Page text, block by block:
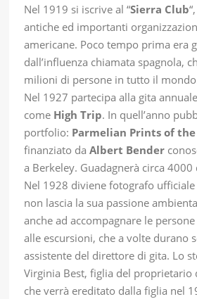
Nel 1919 si iscrive al “Sierra Club
antiche ed importanti
americane. Poco tempo prima era
dall’influenza chiamata spagnola,
milioni di persone in tutto il
Nel 1927 partecipa alla gita
come High Trip. In quell’anno
portfolio: Parmelian Prints of the
finanziato daAlbert Bender
a Berkeley. Guadagnerà circa 4000
Nel 1928 diviene fotografo ufficiale
non lascia la sua passione
anche ad accompagnare le
alle escursioni, che a volte durano
assistente del direttore di gita. Lo
Virginia Best, figlia del proprietario
che verrà ereditato dalla figlia nel